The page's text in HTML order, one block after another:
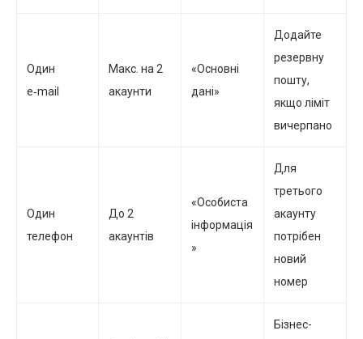
Один
e‑mail
Макс. на 2
акаунти
«Основні
дані»
Додайте
резервну
пошту,
якщо ліміт
вичерпано
Один
телефон
До 2
акаунтів
«Особиста
інформація
»
Для
третього
акаунту
потрібен
новий
номер
Бізнес-